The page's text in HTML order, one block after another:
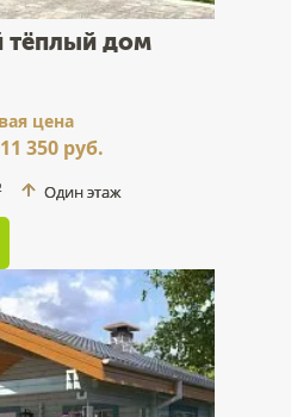
дом
цена
350 руб.
Один этаж